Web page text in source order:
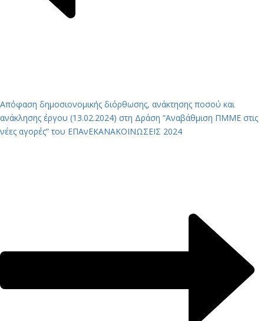
Απόφαση δημοσιονομικής διόρθωσης, ανάκτησης ποσού και
ανάκλησης έργου (13.02.2024) στη Δράση “Αναβάθμιση ΠΜΜΕ στις
νέες αγορές” του ΕΠΑνΕΚΑΝΑΚΟΙΝΩΣΕΙΣ 2024